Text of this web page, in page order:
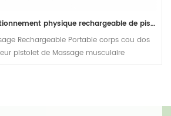
Équipement de conditionnement physique rechargeable de pistolet fascial de message de masseur de muscle de tissu profond
Rechargeable Portable corps cou dos
pistolet de Massage musculaire